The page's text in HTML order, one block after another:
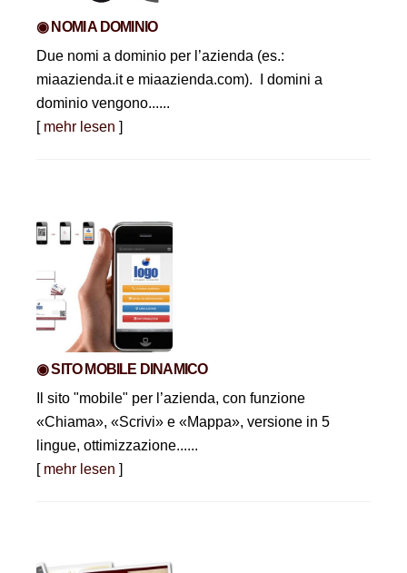
◉ NOMI A DOMINIO
Due nomi a dominio per l’azienda (es.:
miaazienda.it e miaazienda.com). I domini a
dominio vengono......
[ mehr lesen ]
◉ SITO MOBILE DINAMICO
Il sito "mobile" per l’azienda, con funzione
«Chiama», «Scrivi» e «Mappa», versione in 5
lingue, ottimizzazione......
[ mehr lesen ]